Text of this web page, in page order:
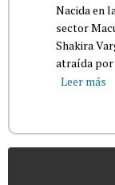
Nacida en
sector
Shakira
atraída por
Leer más